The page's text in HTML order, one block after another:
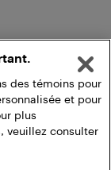
des témoins pour
et pour
plus
veuillez consulter